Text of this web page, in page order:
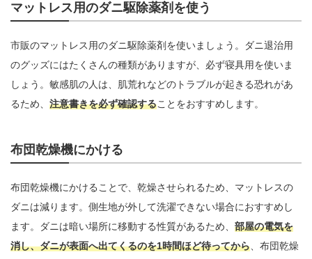
マットレス用のダニ駆除薬剤を使う
市販のマットレス用のダニ駆除薬剤を使いましょう。ダニ退治用
のグッズにはたくさんの種類がありますが、必ず寝具用を使いま
しょう。敏感肌の人は、肌荒れなどのトラブルが起きる恐れがあ
るため、 注意書きを必ず確認することをおすすめします。
布団乾燥機にかける
布団乾燥機にかけることで、乾燥させられるため、マットレスの
ダニは減ります。側生地が外して洗濯できない場合におすすめし
ます。ダニは暗い場所に移動する性質があるため、 部屋の電気を
消し、ダニが表面へ出てくるのを1時間ほど待ってから、布団乾燥